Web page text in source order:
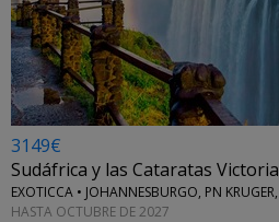
3149€
Sudáfrica y las Cataratas Victoria
HASTA OCTUBRE DE 2027